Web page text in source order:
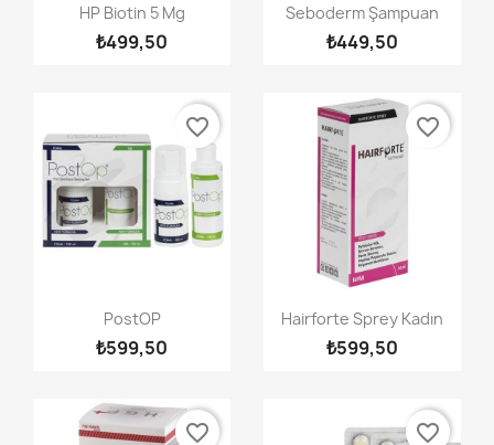
Hızlı Görünüm
HP Biotin 5 Mg
₺499,50
Hızlı Görünüm
Seboderm Şampuan
₺449,50
Hızlı Görünüm
PostOP
₺599,50
favorite_border
Hızlı Görünüm
Hairforte Sprey Kadın
₺599,50
favorite_border
favorite_border favorite_border